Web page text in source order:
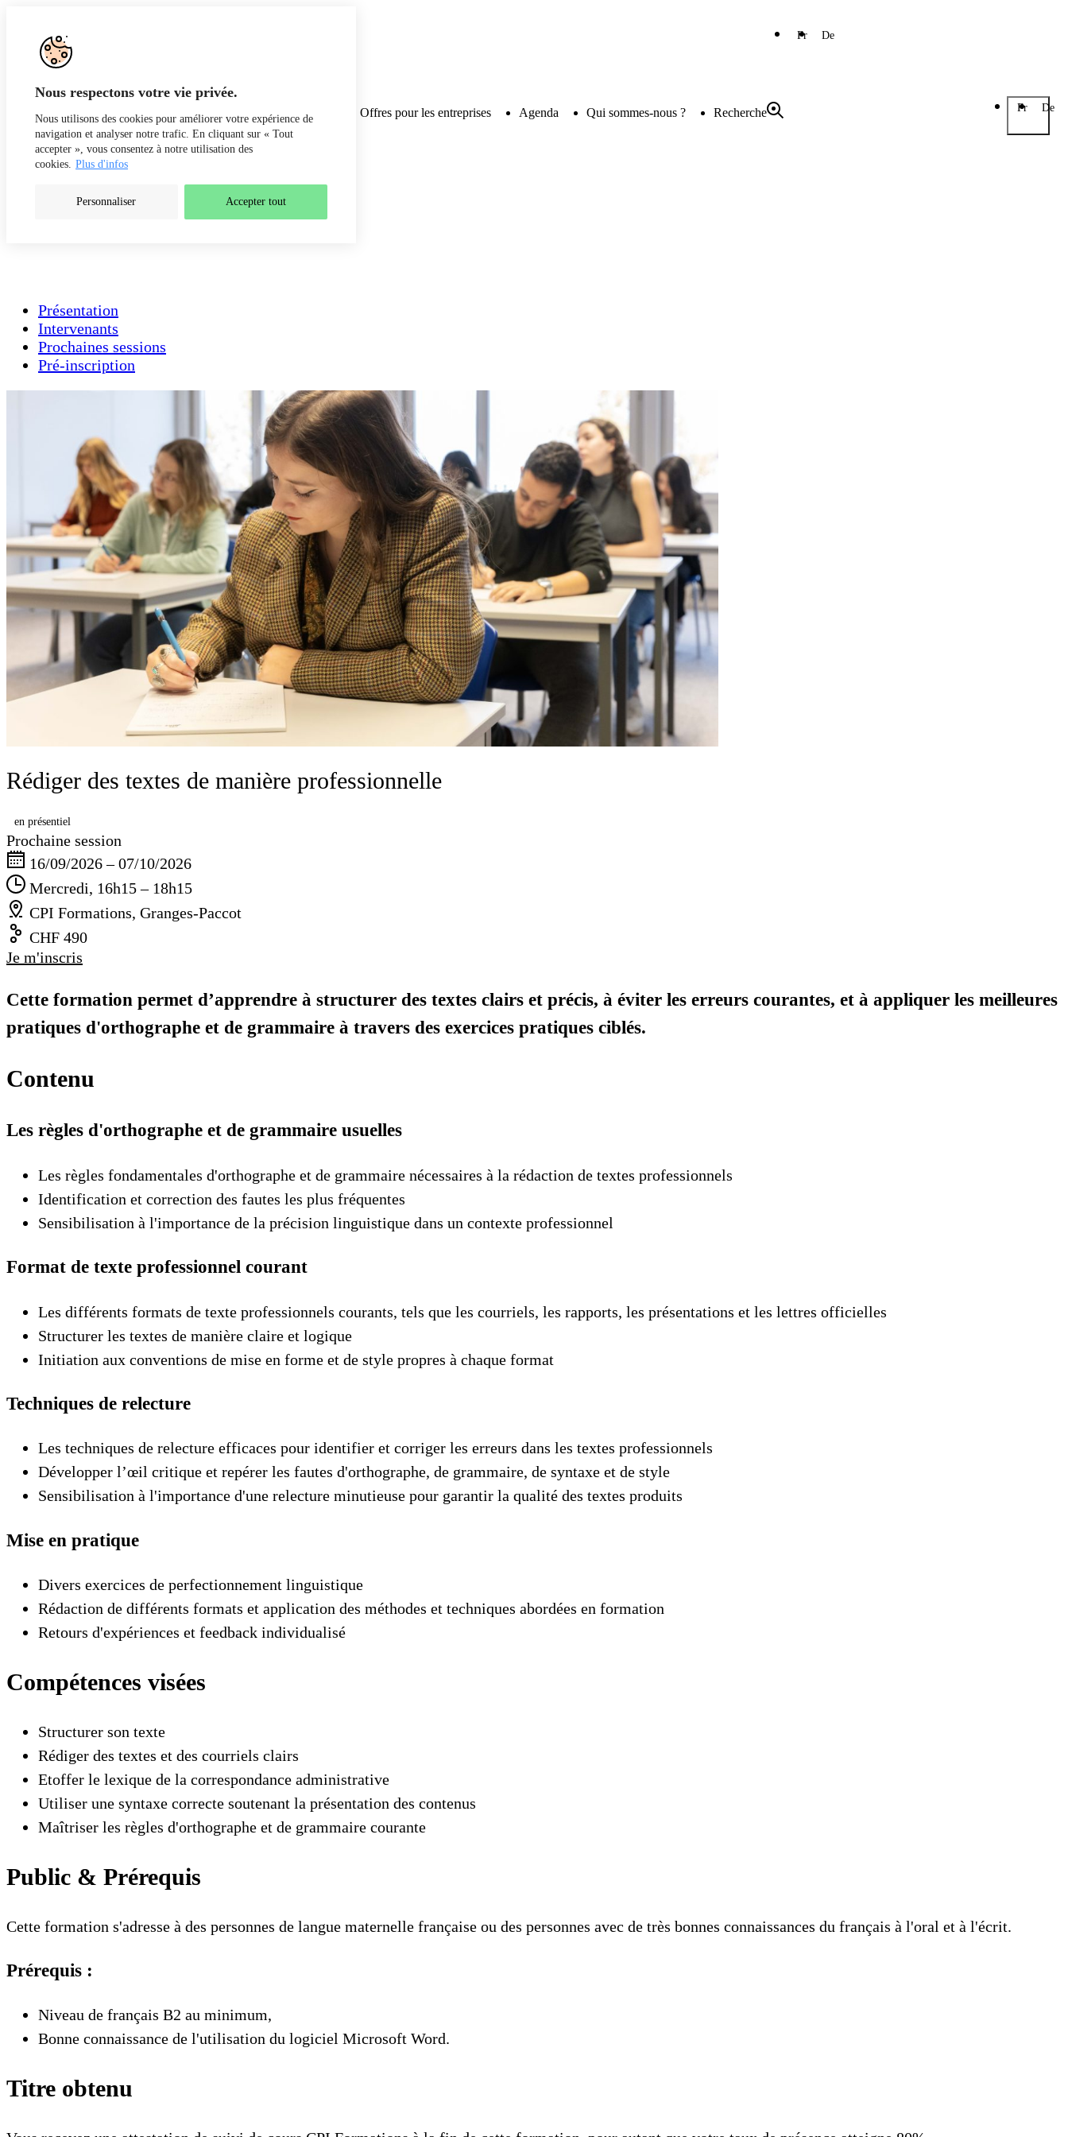
Nous respectons votre vie privée.
Nous utilisons des cookies pour améliorer votre expérience de
navigation et analyser notre trafic. En cliquant sur « Tout
accepter », vous consentez à notre utilisation des
cookies. Plus d'infos
Personnaliser Accepter tout
Formations Offres pour les entreprises Agenda Qui sommes-nous ? Recherche
Fr De
Fr De
Présentation
Intervenants
Prochaines sessions
Pré-inscription
Rédiger des textes de manière professionnelle
en présentiel
Prochaine session
16/09/2026 – 07/10/2026
Mercredi, 16h15 – 18h15
CPI Formations, Granges-Paccot
CHF 490
Je m'inscris
Cette formation permet d’apprendre à structurer des textes clairs et précis, à éviter les erreurs courantes, et à appliquer les meilleures
pratiques d'orthographe et de grammaire à travers des exercices pratiques ciblés.
Contenu
Les règles d'orthographe et de grammaire usuelles
Les règles fondamentales d'orthographe et de grammaire nécessaires à la rédaction de textes professionnels
Identification et correction des fautes les plus fréquentes
Sensibilisation à l'importance de la précision linguistique dans un contexte professionnel
Format de texte professionnel courant
Les différents formats de texte professionnels courants, tels que les courriels, les rapports, les présentations et les lettres officielles
Structurer les textes de manière claire et logique
Initiation aux conventions de mise en forme et de style propres à chaque format
Techniques de relecture
Les techniques de relecture efficaces pour identifier et corriger les erreurs dans les textes professionnels
Développer l’œil critique et repérer les fautes d'orthographe, de grammaire, de syntaxe et de style
Sensibilisation à l'importance d'une relecture minutieuse pour garantir la qualité des textes produits
Mise en pratique
Divers exercices de perfectionnement linguistique
Rédaction de différents formats et application des méthodes et techniques abordées en formation
Retours d'expériences et feedback individualisé
Compétences visées
Structurer son texte
Rédiger des textes et des courriels clairs
Etoffer le lexique de la correspondance administrative
Utiliser une syntaxe correcte soutenant la présentation des contenus
Maîtriser les règles d'orthographe et de grammaire courante
Public & Prérequis
Cette formation s'adresse à des personnes de langue maternelle française ou des personnes avec de très bonnes connaissances du français à l'oral et à l'écrit.
Prérequis :
Niveau de français B2 au minimum,
Bonne connaissance de l'utilisation du logiciel Microsoft Word.
Titre obtenu